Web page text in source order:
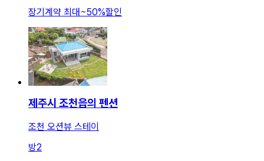
장기계약 최대~50%할인
제주시 조천읍의 펜션
조천 오션뷰 스테이
방2